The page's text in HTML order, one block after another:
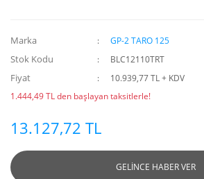
Marka GP-2 TARO 125
Stok Kodu BLC12110TRT
Fiyat
10.939,77 TL + KDV
1.444,49 TL den başlayan taksitlerle!
13.127,72 TL
GELİNCE HABER VER